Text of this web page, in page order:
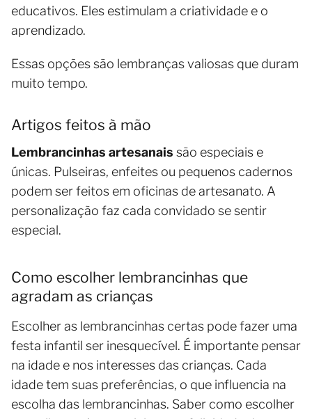
educativos. Eles estimulam a criatividade e o
aprendizado.
Essas opções são lembranças valiosas que duram
muito tempo.
Artigos feitos à mão
Lembrancinhas artesanais são especiais e
únicas. Pulseiras, enfeites ou pequenos cadernos
podem ser feitos em oficinas de artesanato. A
personalização faz cada convidado se sentir
especial.
Como escolher lembrancinhas que
agradam as crianças
Escolher as lembrancinhas certas pode fazer uma
festa infantil ser inesquecível. É importante pensar
na idade e nos interesses das crianças. Cada
idade tem suas preferências, o que influencia na
escolha das lembrancinhas. Saber como escolher